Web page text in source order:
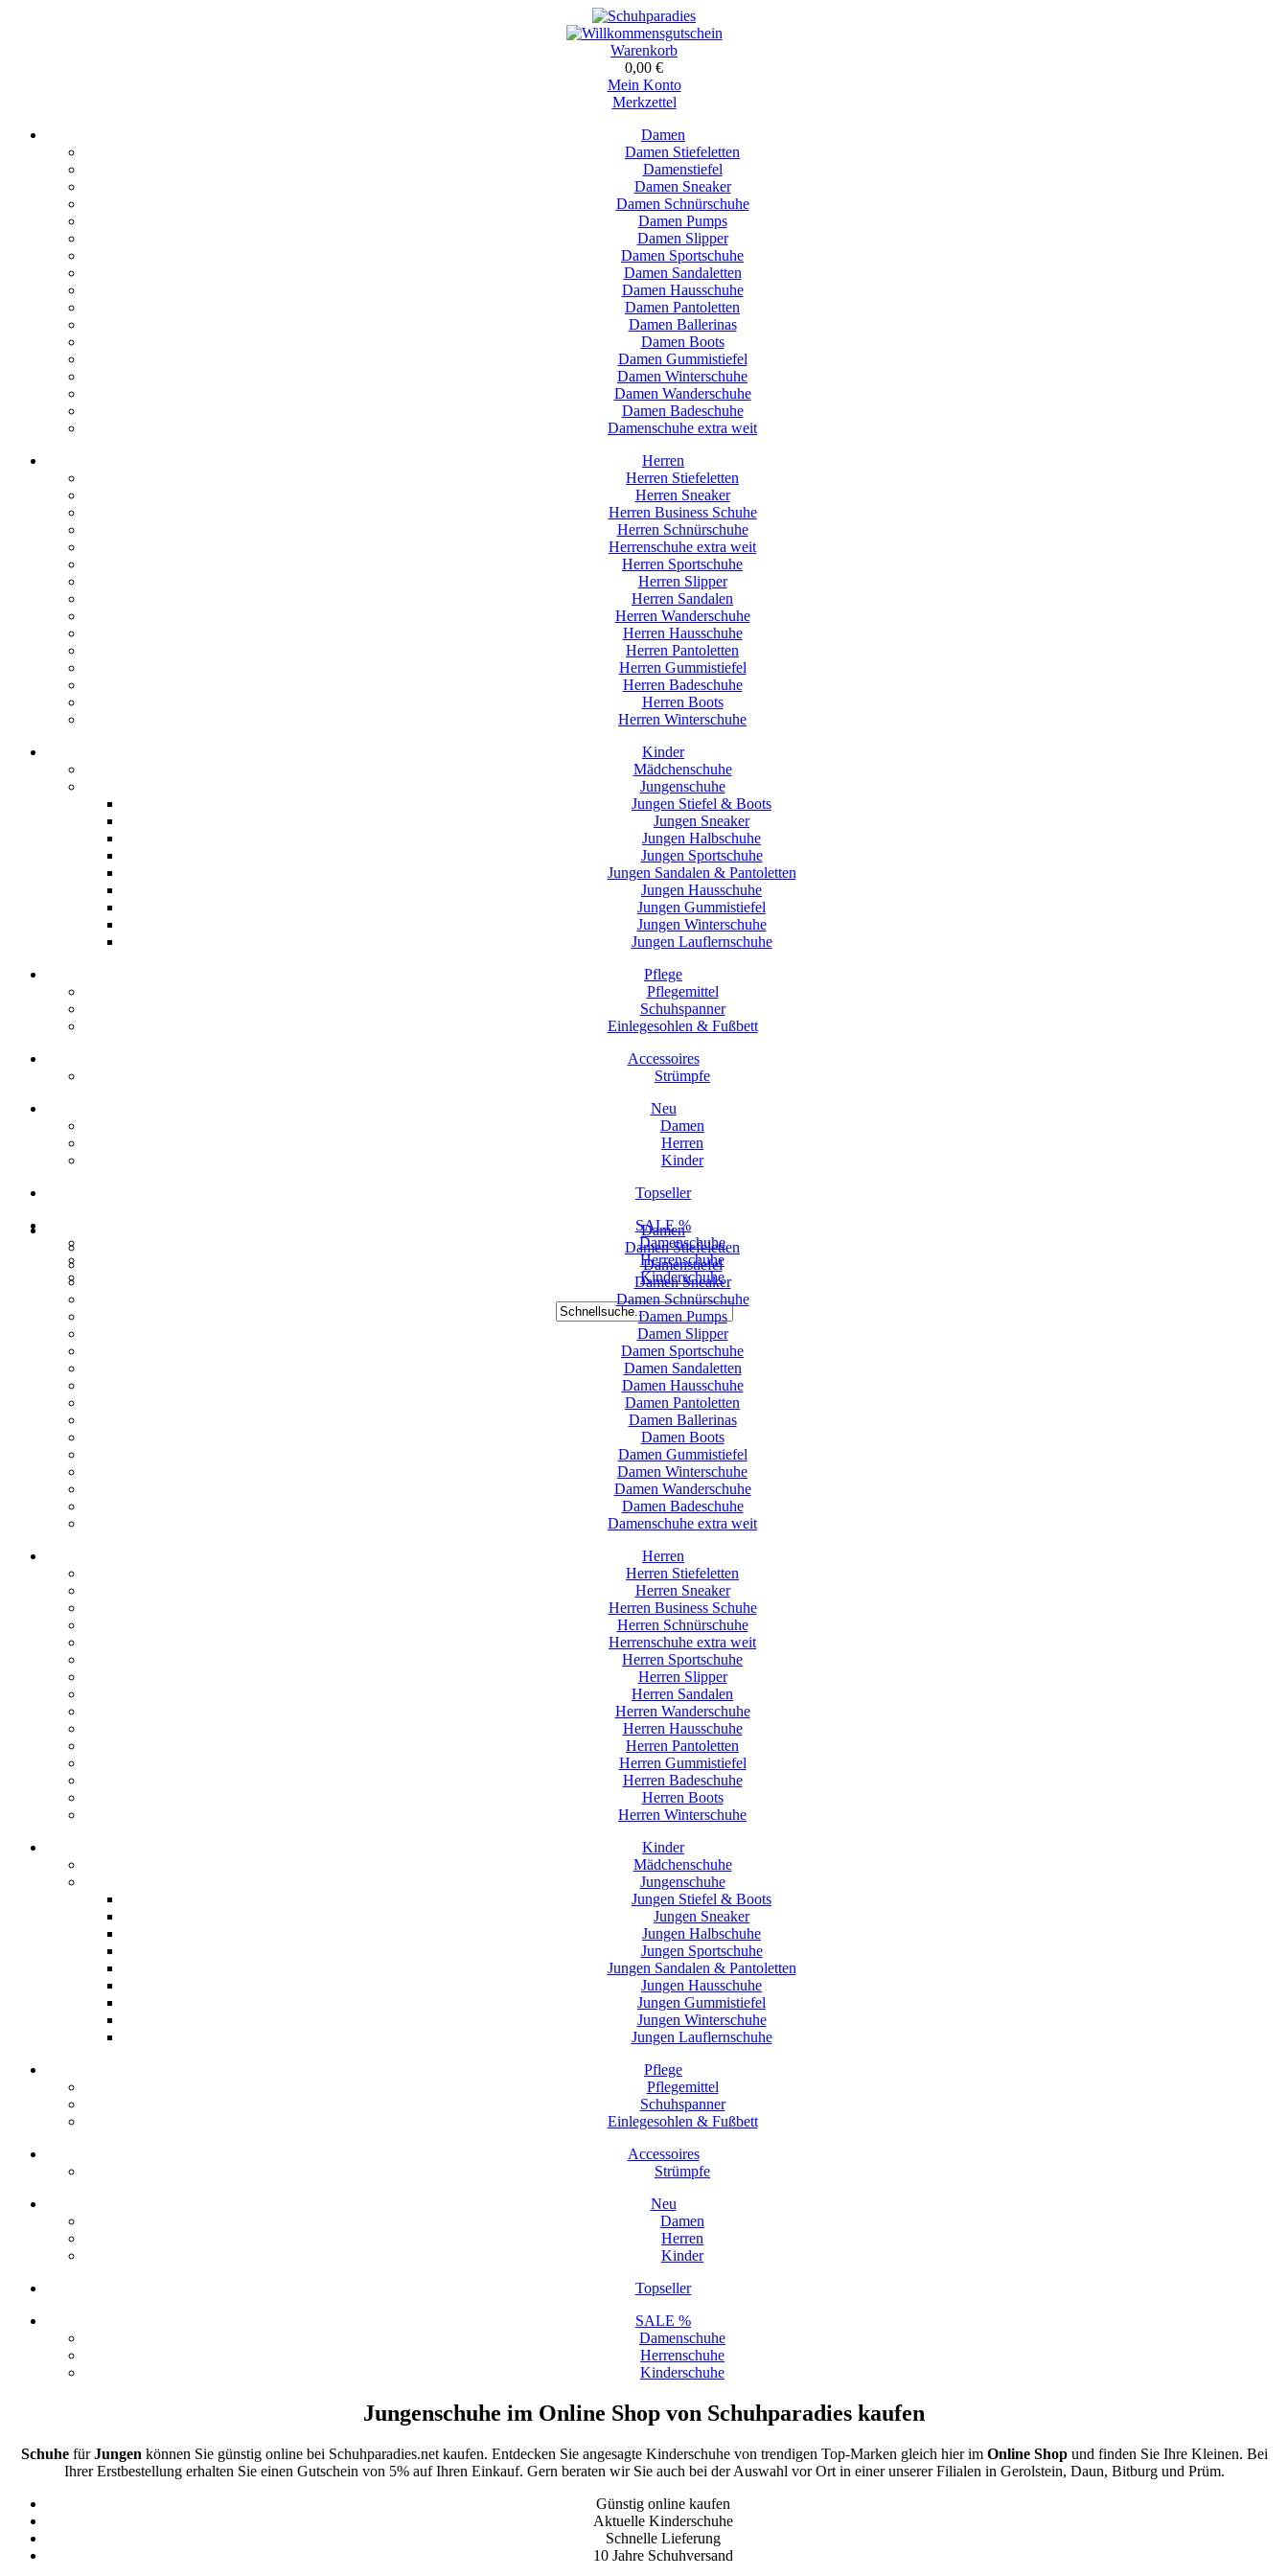
Warenkorb
0,00 €
Mein Konto
Merkzettel
Damen
Damen Stiefeletten
Damenstiefel
Damen Sneaker
Damen Schnürschuhe
Damen Pumps
Damen Slipper
Damen Sportschuhe
Damen Sandaletten
Damen Hausschuhe
Damen Pantoletten
Damen Ballerinas
Damen Boots
Damen Gummistiefel
Damen Winterschuhe
Damen Wanderschuhe
Damen Badeschuhe
Damenschuhe extra weit
Herren
Herren Stiefeletten
Herren Sneaker
Herren Business Schuhe
Herren Schnürschuhe
Herrenschuhe extra weit
Herren Sportschuhe
Herren Slipper
Herren Sandalen
Herren Wanderschuhe
Herren Hausschuhe
Herren Pantoletten
Herren Gummistiefel
Herren Badeschuhe
Herren Boots
Herren Winterschuhe
Kinder
Mädchenschuhe
Jungenschuhe
Jungen Stiefel & Boots
Jungen Sneaker
Jungen Halbschuhe
Jungen Sportschuhe
Jungen Sandalen & Pantoletten
Jungen Hausschuhe
Jungen Gummistiefel
Jungen Winterschuhe
Jungen Lauflernschuhe
Pflege
Pflegemittel
Schuhspanner
Einlegesohlen & Fußbett
Accessoires
Strümpfe
Neu
Damen
Herren
Kinder
Topseller
SALE %
Damenschuhe
Herrenschuhe
Kinderschuhe
Damen
Damen Stiefeletten
Damenstiefel
Damen Sneaker
Damen Schnürschuhe
Damen Pumps
Damen Slipper
Damen Sportschuhe
Damen Sandaletten
Damen Hausschuhe
Damen Pantoletten
Damen Ballerinas
Damen Boots
Damen Gummistiefel
Damen Winterschuhe
Damen Wanderschuhe
Damen Badeschuhe
Damenschuhe extra weit
Herren
Herren Stiefeletten
Herren Sneaker
Herren Business Schuhe
Herren Schnürschuhe
Herrenschuhe extra weit
Herren Sportschuhe
Herren Slipper
Herren Sandalen
Herren Wanderschuhe
Herren Hausschuhe
Herren Pantoletten
Herren Gummistiefel
Herren Badeschuhe
Herren Boots
Herren Winterschuhe
Kinder
Mädchenschuhe
Jungenschuhe
Jungen Stiefel & Boots
Jungen Sneaker
Jungen Halbschuhe
Jungen Sportschuhe
Jungen Sandalen & Pantoletten
Jungen Hausschuhe
Jungen Gummistiefel
Jungen Winterschuhe
Jungen Lauflernschuhe
Pflege
Pflegemittel
Schuhspanner
Einlegesohlen & Fußbett
Accessoires
Strümpfe
Neu
Damen
Herren
Kinder
Topseller
SALE %
Damenschuhe
Herrenschuhe
Kinderschuhe
Jungenschuhe im Online Shop von Schuhparadies kaufen
SchuhefürJungen können Sie günstig online bei Schuhparadies.net kaufen. Entdecken Sie angesagte Kinderschuhe von trendigen Top-Marken gleich hier im Online Shopund finden Sie Ihre Kleinen. Bei
Ihrer Erstbestellung erhalten Sie einen Gutschein von 5% auf Ihren Einkauf. Gern beraten wir Sie auch bei der Auswahl vor Ort in einer unserer Filialen in Gerolstein, Daun, Bitburg und Prüm.
Günstig online kaufen
Aktuelle Kinderschuhe
Schnelle Lieferung
10 Jahre Schuhversand